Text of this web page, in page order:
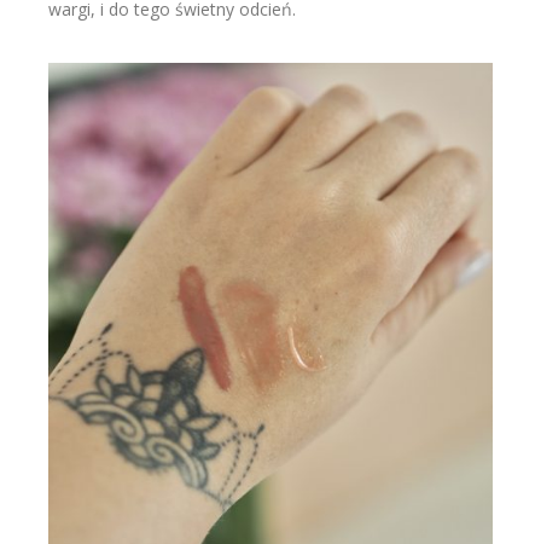
wargi, i do tego świetny odcień.